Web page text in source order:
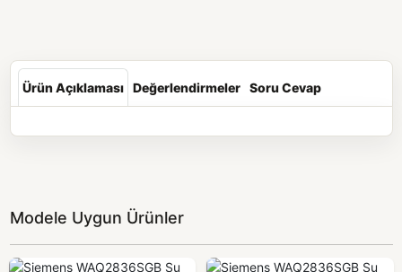
Ürün Açıklaması Değerlendirmeler Soru Cevap
Modele Uygun Ürünler